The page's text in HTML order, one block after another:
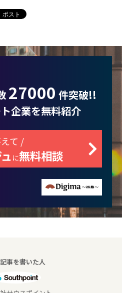
27000 件突破!!
企業を無料紹介
て /
に無料相談
事を書いた人